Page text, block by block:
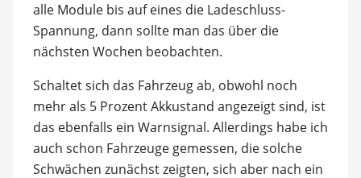
alle Module bis auf eines die Ladeschluss-
Spannung, dann sollte man das über die
nächsten Wochen beobachten.
Schaltet sich das Fahrzeug ab, obwohl noch
mehr als 5 Prozent Akkustand angezeigt sind, ist
das ebenfalls ein Warnsignal. Allerdings habe ich
auch schon Fahrzeuge gemessen, die solche
Schwächen zunächst zeigten, sich aber nach ein